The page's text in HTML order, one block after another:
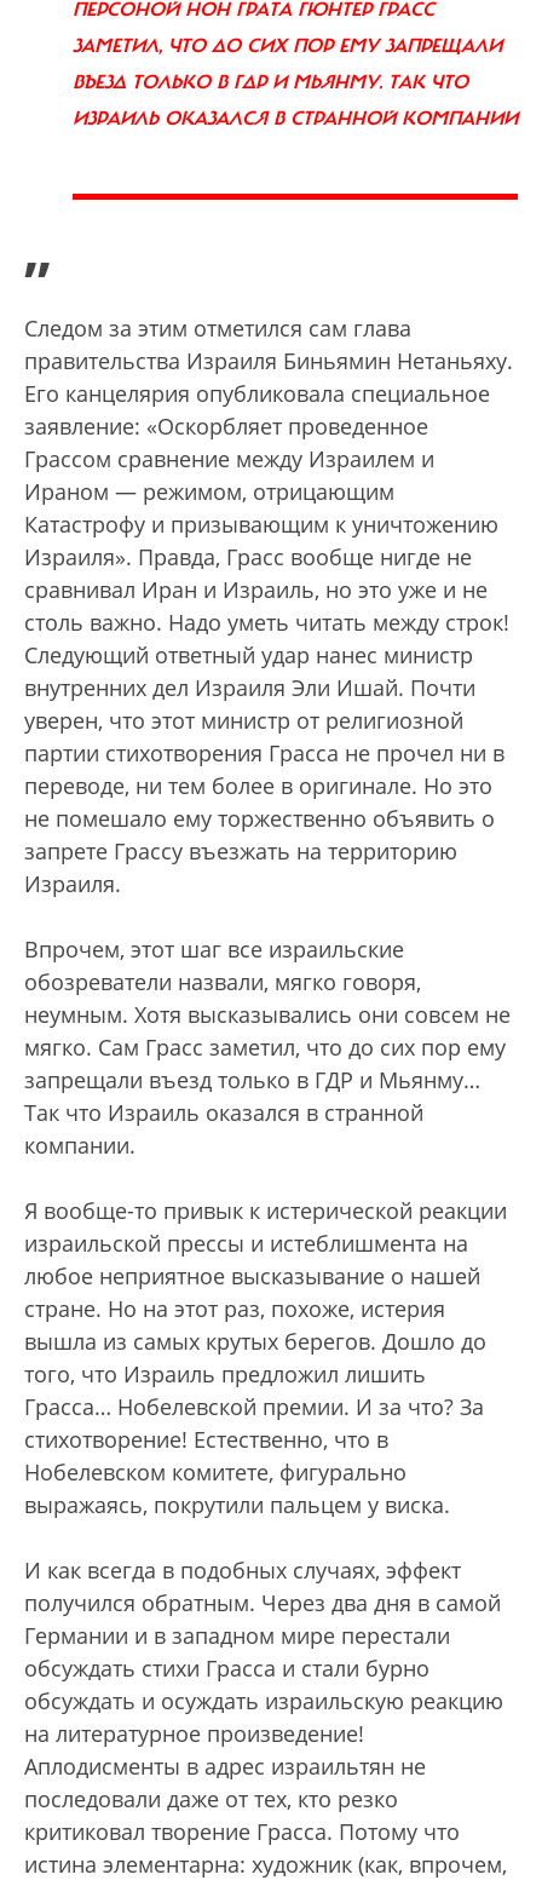
ПЕРСОНОЙ НОН ГРАТА ГЮНТЕР ГРАСС
ЗАМЕТИЛ, ЧТО ДО СИХ ПОР ЕМУ ЗАПРЕЩАЛИ
ВЪЕЗД ТОЛЬКО В ГДР И МЬЯНМУ. ТАК ЧТО
ИЗРАИЛЬ ОКАЗАЛСЯ В СТРАННОЙ КОМПАНИИ
”
Следом за этим отметился сам глава
правительства Израиля Биньямин Нетаньяху.
Его канцелярия опубликовала специальное
заявление: «Оскорбляет проведенное
Грассом сравнение между Израилем и
Ираном — режимом, отрицающим
Катастрофу и призывающим к уничтожению
Израиля». Правда, Грасс вообще нигде не
сравнивал Иран и Израиль, но это уже и не
столь важно. Надо уметь читать между строк!
Следующий ответный удар нанес министр
внутренних дел Израиля Эли Ишай. Почти
уверен, что этот министр от религиозной
партии стихотворения Грасса не прочел ни в
переводе, ни тем более в оригинале. Но это
не помешало ему торжественно объявить о
запрете Грассу въезжать на территорию
Израиля.
Впрочем, этот шаг все израильские
обозреватели назвали, мягко говоря,
неумным. Хотя высказывались они совсем не
мягко. Сам Грасс заметил, что до сих пор ему
запрещали въезд только в ГДР и Мьянму…
Так что Израиль оказался в странной
компании.
Я вообще-то привык к истерической реакции
израильской прессы и истеблишмента на
любое неприятное высказывание о нашей
стране. Но на этот раз, похоже, истерия
вышла из самых крутых берегов. Дошло до
того, что Израиль предложил лишить
Грасса… Нобелевской премии. И за что? За
стихотворение! Естественно, что в
Нобелевском комитете, фигурально
выражаясь, покрутили пальцем у виска.
И как всегда в подобных случаях, эффект
получился обратным. Через два дня в самой
Германии и в западном мире перестали
обсуждать стихи Грасса и стали бурно
обсуждать и осуждать израильскую реакцию
на литературное произведение!
Аплодисменты в адрес израильтян не
последовали даже от тех, кто резко
критиковал творение Грасса. Потому что
истина элементарна: художник (как, впрочем,